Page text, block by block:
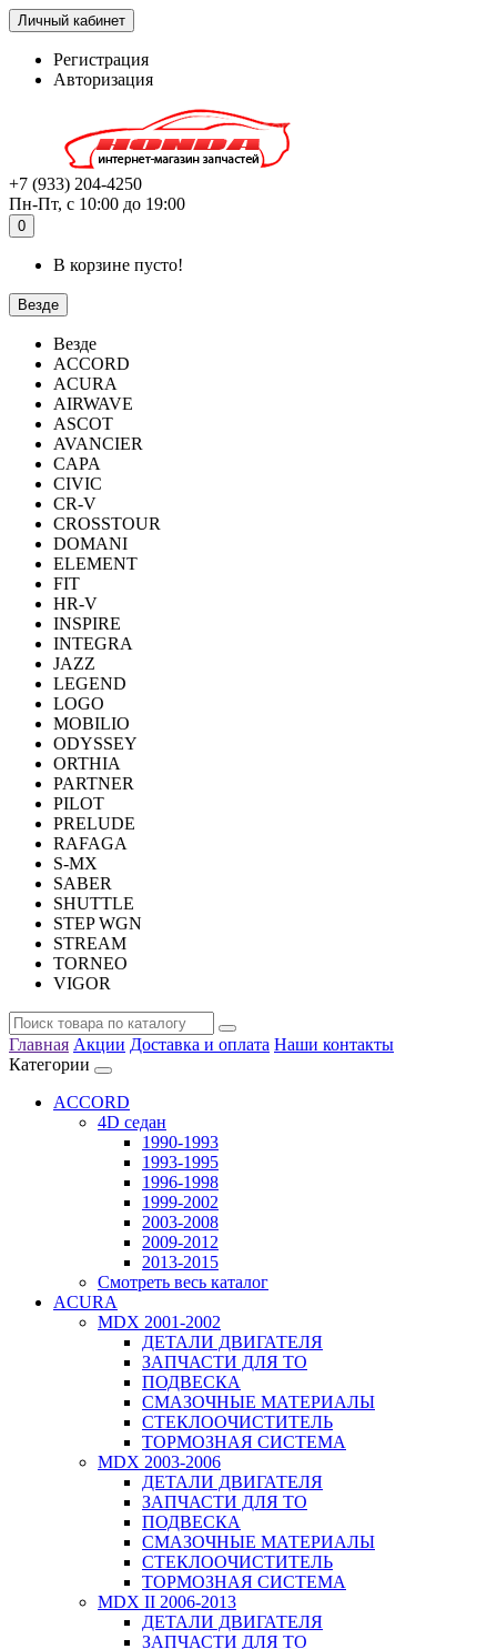
Личный кабинет
Регистрация
Авторизация
+7 (933) 204-4250
Пн-Пт, с 10:00 до 19:00
0
В корзине пусто!
Везде
Везде
ACCORD
ACURA
AIRWAVE
ASCOT
AVANCIER
CAPA
CIVIC
CR-V
CROSSTOUR
DOMANI
ELEMENT
FIT
HR-V
INSPIRE
INTEGRA
JAZZ
LEGEND
LOGO
MOBILIO
ODYSSEY
ORTHIA
PARTNER
PILOT
PRELUDE
RAFAGA
S-MX
SABER
SHUTTLE
STEP WGN
STREAM
TORNEO
VIGOR
Главная Акции Доставка и оплата Наши контакты
Категории
ACCORD
4D седан
1990-1993
1993-1995
1996-1998
1999-2002
2003-2008
2009-2012
2013-2015
Смотреть весь каталог
ACURA
MDX 2001-2002
ДЕТАЛИ ДВИГАТЕЛЯ
ЗАПЧАСТИ ДЛЯ ТО
ПОДВЕСКА
СМАЗОЧНЫЕ МАТЕРИАЛЫ
СТЕКЛООЧИСТИТЕЛЬ
ТОРМОЗНАЯ СИСТЕМА
MDX 2003-2006
ДЕТАЛИ ДВИГАТЕЛЯ
ЗАПЧАСТИ ДЛЯ ТО
ПОДВЕСКА
СМАЗОЧНЫЕ МАТЕРИАЛЫ
СТЕКЛООЧИСТИТЕЛЬ
ТОРМОЗНАЯ СИСТЕМА
MDX II 2006-2013
ДЕТАЛИ ДВИГАТЕЛЯ
ЗАПЧАСТИ ДЛЯ ТО